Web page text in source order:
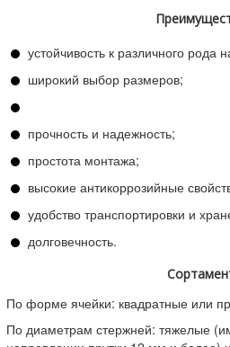
устойчивость к различного рода
широкий выбор размеров;
прочность и надежность;
простота монтажа;
высокие антикоррозийные
удобство транспортировки и
долговечность.
По форме ячейки: квадратные или
По диаметрам стержней: тяжелые